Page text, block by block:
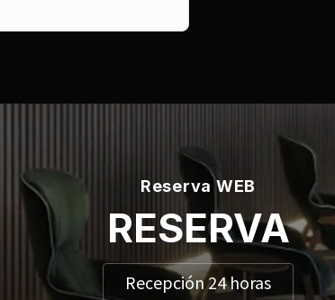
Reserva WEB
RESERVA
Recepción 24 horas